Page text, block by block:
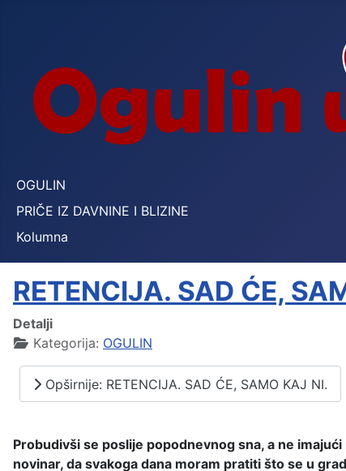
OGULIN
PRIČE IZ DAVNINE I BLIZINE
Kolumna
RETENCIJA. SAD ĆE,
Detalji
Kategorija: OGULIN
Opširnije: RETENCIJA. SAD ĆE, SAMO KAJ NI.
Probudivši se poslije popodnevnog sna, a ne
novinar, da svakoga dana moram pratiti što se u